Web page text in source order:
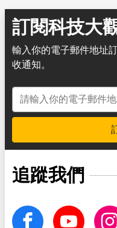
訂閱科技大
輸入你的電子郵件地址
收通知。
電子郵件地址
追蹤我們
facebook Youtube